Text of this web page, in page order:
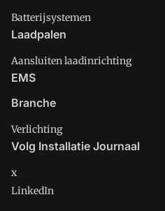
Batterijsystemen
Laadpalen
Aansluiten laadinrichting
EMS
Branche
Verlichting
Volg Installatie Journaal
x
LinkedIn